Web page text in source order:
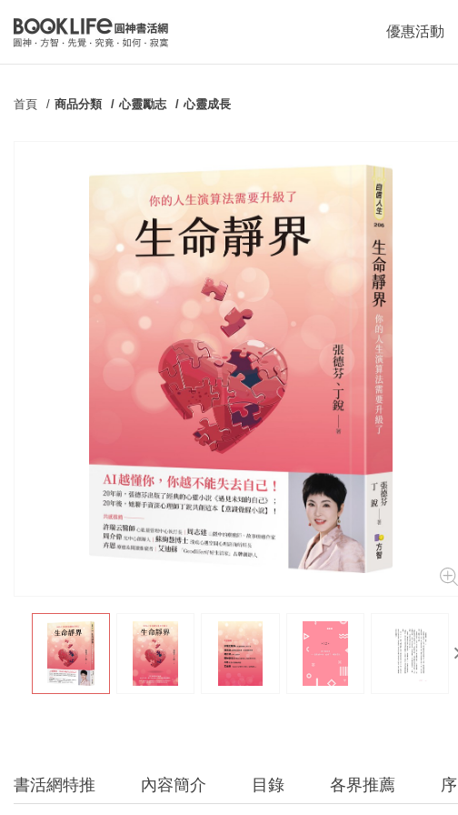
優惠活動
首頁 商品分類 心靈勵志 心靈成長
書活網特推 內容簡介 目錄 各界推薦 序